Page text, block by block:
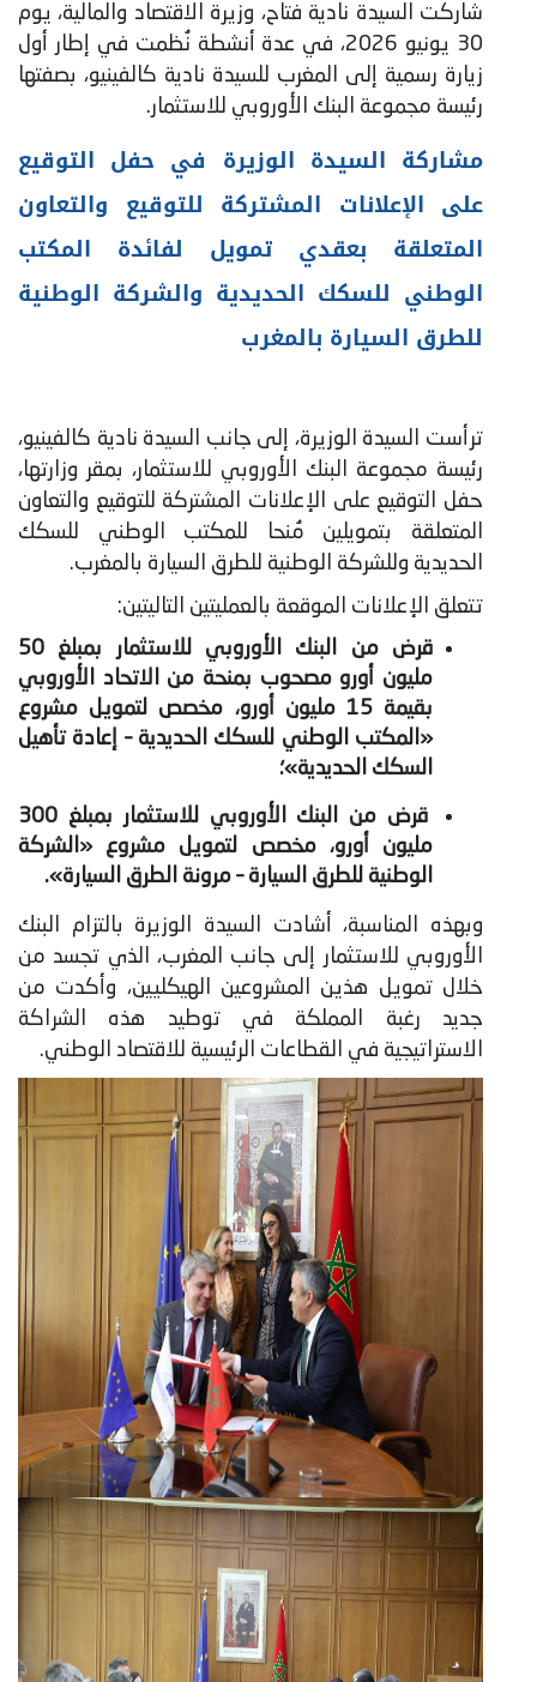
شاركت السيدة نادية فتاح، وزيرة الاقتصاد والمالية، يوم
30 يونيو 2026، في عدة أنشطة نُظمت في إطار أول
زيارة رسمية إلى المغرب للسيدة نادية كالفينيو، بصفتها
رئيسة مجموعة البنك الأوروبي للاستثمار.
مشاركة السيدة الوزيرة في حفل التوقيع
على الإعلانات المشتركة للتوقيع والتعاون
المتعلقة بعقدي تمويل لفائدة المكتب
الوطني للسكك الحديدية والشركة الوطنية
للطرق السيارة بالمغرب
ترأست السيدة الوزيرة، إلى جانب السيدة نادية كالفينيو،
رئيسة مجموعة البنك الأوروبي للاستثمار، بمقر وزارتها،
حفل التوقيع على الإعلانات المشتركة للتوقيع والتعاون
المتعلقة بتمويلين مُنحا للمكتب الوطني للسكك
الحديدية وللشركة الوطنية للطرق السيارة بالمغرب.
تتعلق الإعلانات الموقعة بالعمليتين التاليتين:
قرض من البنك الأوروبي للاستثمار بمبلغ 50
مليون أورو مصحوب بمنحة من الاتحاد الأوروبي
بقيمة 15 مليون أورو، مخصص لتمويل مشروع
«المكتب الوطني للسكك الحديدية – إعادة تأهيل
السكك الحديدية»؛
قرض من البنك الأوروبي للاستثمار بمبلغ 300
مليون أورو، مخصص لتمويل مشروع «الشركة
الوطنية للطرق السيارة – مرونة الطرق السيارة».
وبهذه المناسبة، أشادت السيدة الوزيرة بالتزام البنك
الأوروبي للاستثمار إلى جانب المغرب، الذي تجسد من
خلال تمويل هذين المشروعين الهيكليين، وأكدت من
جديد رغبة المملكة في توطيد هذه الشراكة
الاستراتيجية في القطاعات الرئيسية للاقتصاد الوطني.